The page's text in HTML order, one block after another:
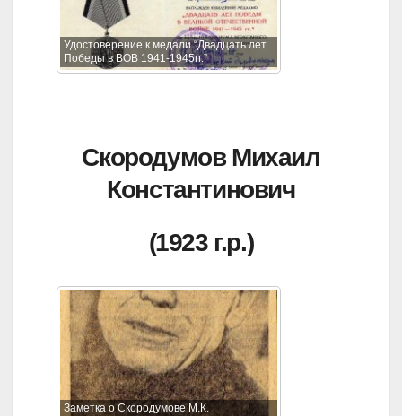
Удостоверение к медали “Двадцать лет
Победы в ВОВ 1941-1945гг.”
Скородумов Михаил
Константинович
(1923 г.р.)
Заметка о Скородумове М.К.